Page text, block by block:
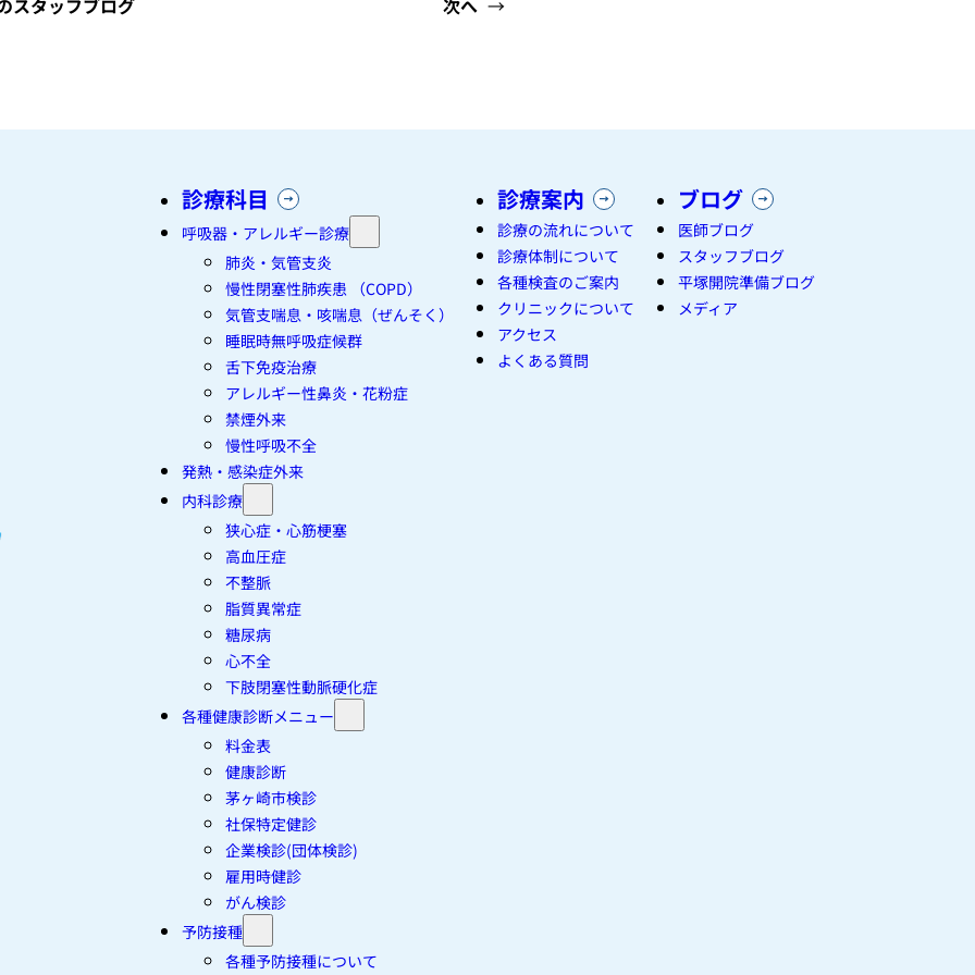
診療科目
呼吸器・アレルギー診療
肺炎・気管支炎
慢性閉塞性肺疾患 （COPD）
気管支喘息・咳喘息（ぜんそく）
睡眠時無呼吸症候群
舌下免疫治療
アレルギー性鼻炎・花粉症
禁煙外来
慢性呼吸不全
発熱・感染症外来
内科診療
狭心症・心筋梗塞
高血圧症
不整脈
脂質異常症
糖尿病
心不全
下肢閉塞性動脈硬化症
各種健康診断メニュー
料金表
健康診断
茅ヶ崎市検診
社保特定健診
企業検診(団体検診)
雇用時健診
がん検診
予防接種
各種予防接種について
診療案内
診療の流れについて
診療体制について
各種検査のご案内
クリニックについて
アクセス
よくある質問
ブログ
医師ブログ
スタッフブログ
平塚開院準備ブログ
メディア